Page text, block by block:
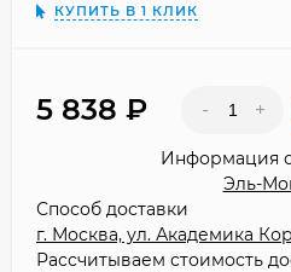
КУПИТЬ В 1 КЛИК
5 838 - +
Информация
Эль-
Способ доставки
г. Москва, ул. Академика
Рассчитываем стоимость